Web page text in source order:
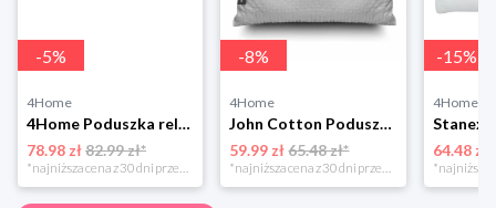
-5%
4Home
4Home Poduszka relaksacyjna Mąż zastępczy Trevlig, 45 x 120 cm, 45 x 120 cm
78.98 zł82.99 zł*
*najniższa cena z 30 dni przed obniżką
-8%
4Home
John Cotton Poduszka Bubbles, 70 x 90 cm, 70 x 90 cm
59.99 zł 65.48 zł*
*najniższa cena z 30 dni przed obniżką
-15%
4Home
64.48 zł